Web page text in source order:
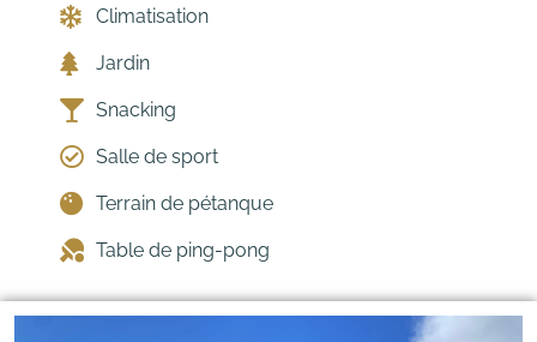
Climatisation
Jardin
Snacking
Salle de sport
Terrain de pétanque
Table de ping-pong